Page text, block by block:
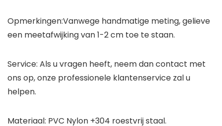
Opmerkingen:Vanwege handmatige meting, gelieve
een meetafwijking van 1-2 cm toe te staan.
Service: Als u vragen heeft, neem dan contact met
ons op, onze professionele klantenservice zal u
helpen.
Materiaal: PVC Nylon +304 roestvrij staal.